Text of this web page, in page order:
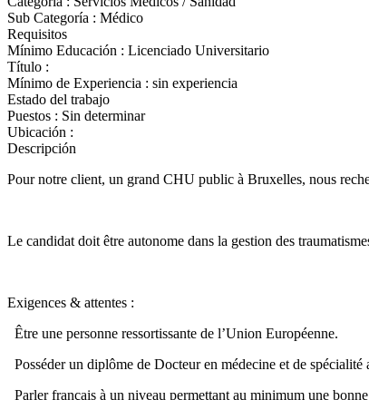
Sub Categoría : Médico
Requisitos
Mínimo Educación : Licenciado Universitario
Título :
Mínimo de Experiencia : sin experiencia
Estado del trabajo
Puestos : Sin determinar
Ubicación :
Descripción
Pour notre client, un grand CHU public à Bruxelles, nous
Le candidat doit être autonome dans la gestion des
Exigences & attentes :
Être une personne ressortissante de l’Union Européenne.
Posséder un diplôme de Docteur en médecine et de
Parler français à un niveau permettant au minimum une